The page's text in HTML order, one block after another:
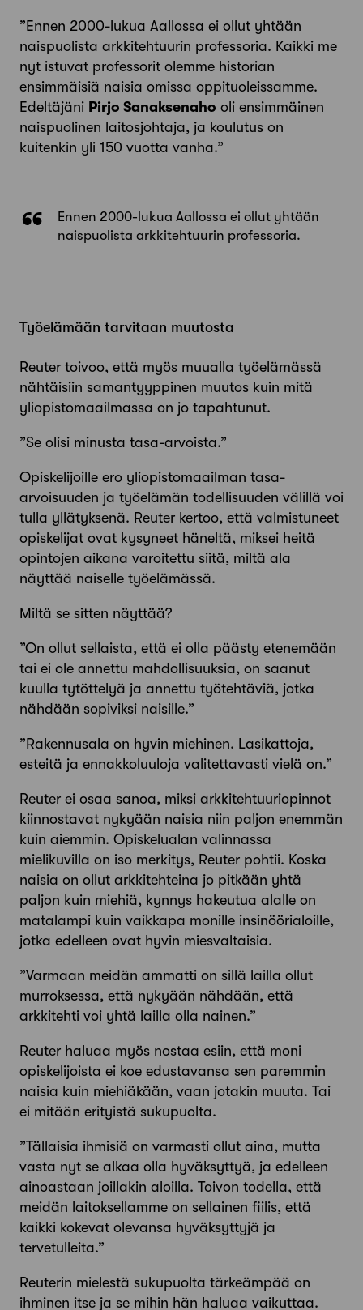
”Ennen 2000-lukua Aallossa ei ollut yhtään
naispuolista arkkitehtuurin professoria. Kaikki me
nyt istuvat professorit olemme historian
ensimmäisiä naisia omissa oppituoleissamme.
Edeltäjäni Pirjo Sanaksenaho oli ensimmäinen
naispuolinen laitosjohtaja, ja koulutus on
kuitenkin yli 150 vuotta vanha.”
Ennen 2000-lukua Aallossa ei ollut yhtään
naispuolista arkkitehtuurin professoria.
Työelämään tarvitaan muutosta
Reuter toivoo, että myös muualla työelämässä
nähtäisiin samantyyppinen muutos kuin mitä
yliopistomaailmassa on jo tapahtunut.
”Se olisi minusta tasa-arvoista.”
Opiskelijoille ero yliopistomaailman tasa-
arvoisuuden ja työelämän todellisuuden välillä voi
tulla yllätyksenä. Reuter kertoo, että valmistuneet
opiskelijat ovat kysyneet häneltä, miksei heitä
opintojen aikana varoitettu siitä, miltä ala
näyttää naiselle työelämässä.
Miltä se sitten näyttää?
”On ollut sellaista, että ei olla päästy etenemään
tai ei ole annettu mahdollisuuksia, on saanut
kuulla tytöttelyä ja annettu työtehtäviä, jotka
nähdään sopiviksi naisille.”
”Rakennusala on hyvin miehinen. Lasikattoja,
esteitä ja ennakkoluuloja valitettavasti vielä on.”
Reuter ei osaa sanoa, miksi arkkitehtuuriopinnot
kiinnostavat nykyään naisia niin paljon enemmän
kuin aiemmin. Opiskelualan valinnassa
mielikuvilla on iso merkitys, Reuter pohtii. Koska
naisia on ollut arkkitehteina jo pitkään yhtä
paljon kuin miehiä, kynnys hakeutua alalle on
matalampi kuin vaikkapa monille insinöörialoille,
jotka edelleen ovat hyvin miesvaltaisia.
”Varmaan meidän ammatti on sillä lailla ollut
murroksessa, että nykyään nähdään, että
arkkitehti voi yhtä lailla olla nainen.”
Reuter haluaa myös nostaa esiin, että moni
opiskelijoista ei koe edustavansa sen paremmin
naisia kuin miehiäkään, vaan jotakin muuta. Tai
ei mitään erityistä sukupuolta.
”Tällaisia ihmisiä on varmasti ollut aina, mutta
vasta nyt se alkaa olla hyväksyttyä, ja edelleen
ainoastaan joillakin aloilla. Toivon todella, että
meidän laitoksellamme on sellainen fiilis, että
kaikki kokevat olevansa hyväksyttyjä ja
tervetulleita.”
Reuterin mielestä sukupuolta tärkeämpää on
ihminen itse ja se mihin hän haluaa vaikuttaa.